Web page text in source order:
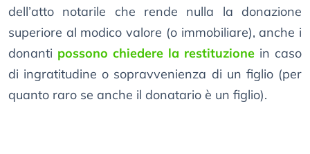
dell’atto notarile che rende nulla la donazione
superiore al modico valore (o immobiliare), anche i
donanti possono chiedere la restituzione in caso
di ingratitudine o sopravvenienza di un figlio (per
quanto raro se anche il donatario è un figlio).